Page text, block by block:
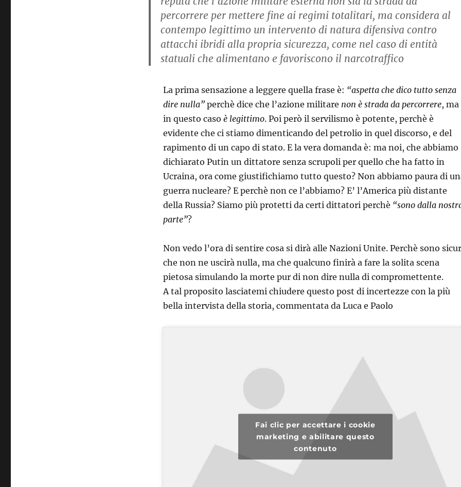
percorrere per mettere fine ai regimi totalitari, ma considera al
contempo legittimo un intervento di natura difensiva contro
attacchi ibridi alla propria sicurezza, come nel caso di entità
statuali che alimentano e favoriscono il narcotraffico
La prima sensazione a leggere quella frase è: “aspetta che dico tutto senza
dire nulla”perchè dice che l’azione militare non è strada da percorrere, ma
in questo caso è legittimo. Poi però il servilismo è potente, perchè è
evidente che ci stiamo dimenticando del petrolio in quel discorso, e del
rapimento di un capo di stato. E la vera domanda è: ma noi, che abbiamo
dichiarato Putin un dittatore senza scrupoli per quello che ha fatto in
Ucraina, ora come giustifichiamo tutto questo? Non abbiamo paura di
guerra nucleare? E perchè non ce l’abbiamo? E’ l’America più distante
della Russia? Siamo più protetti da certi dittatori perchè “sono dalla
parte”?
Non vedo l’ora di sentire cosa si dirà alle Nazioni Unite. Perchè sono
che non ne uscirà nulla, ma che qualcuno finirà a fare la solita scena
pietosa simulando la morte pur di non dire nulla di compromettente.
A tal proposito lasciatemi chiudere questo post di incertezze con la più
bella intervista della storia, commentata da Luca e Paolo
Fai clic per accettare i cookie
marketing e abilitare questo
contenuto